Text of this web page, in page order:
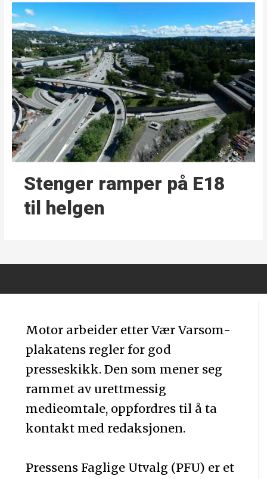
Stenger ramper på E18
til helgen
Motor arbeider etter Vær Varsom-
plakatens regler for god
presseskikk. Den som mener seg
rammet av urettmessig
medieomtale, oppfordres til å ta
kontakt med redaksjonen.
Pressens Faglige Utvalg (PFU) er et